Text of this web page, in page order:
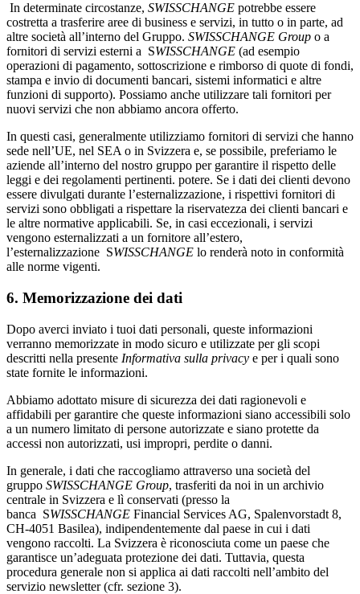
In determinate circostanze, SWISSCHANGE potrebbe essere
costretta a trasferire aree di business e servizi, in tutto o in parte, ad
altre società all’interno del Gruppo. SWISSCHANGE Group o a
fornitori di servizi esterni a SWISSCHANGE (ad esempio
operazioni di pagamento, sottoscrizione e rimborso di quote di fondi,
stampa e invio di documenti bancari, sistemi informatici e altre
funzioni di supporto). Possiamo anche utilizzare tali fornitori per
nuovi servizi che non abbiamo ancora offerto.
In questi casi, generalmente utilizziamo fornitori di servizi che hanno
sede nell’UE, nel SEA o in Svizzera e, se possibile, preferiamo le
aziende all’interno del nostro gruppo per garantire il rispetto delle
leggi e dei regolamenti pertinenti. potere. Se i dati dei clienti devono
essere divulgati durante l’esternalizzazione, i rispettivi fornitori di
servizi sono obbligati a rispettare la riservatezza dei clienti bancari e
le altre normative applicabili. Se, in casi eccezionali, i servizi
vengono esternalizzati a un fornitore all’estero,
l’esternalizzazione SWISSCHANGE lo renderà noto in conformità
alle norme vigenti.
6. Memorizzazione dei dati
Dopo averci inviato i tuoi dati personali, queste informazioni
verranno memorizzate in modo sicuro e utilizzate per gli scopi
descritti nella presente Informativa sulla privacy e per i quali sono
state fornite le informazioni.
Abbiamo adottato misure di sicurezza dei dati ragionevoli e
affidabili per garantire che queste informazioni siano accessibili solo
a un numero limitato di persone autorizzate e siano protette da
accessi non autorizzati, usi impropri, perdite o danni.
In generale, i dati che raccogliamo attraverso una società del
gruppo SWISSCHANGE Group, trasferiti da noi in un archivio
centrale in Svizzera e lì conservati (presso la
banca SWISSCHANGE Financial Services AG, Spalenvorstadt 8,
CH-4051 Basilea), indipendentemente dal paese in cui i dati
vengono raccolti. La Svizzera è riconosciuta come un paese che
garantisce un’adeguata protezione dei dati. Tuttavia, questa
procedura generale non si applica ai dati raccolti nell’ambito del
servizio newsletter (cfr. sezione 3).